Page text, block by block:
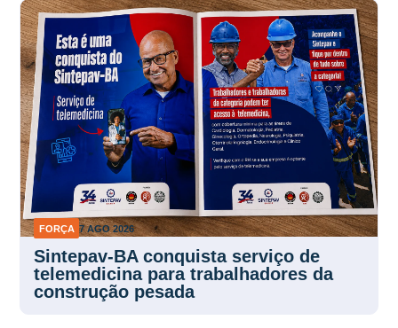
FORÇA 7 AGO 2026
Sintepav-BA conquista serviço de
telemedicina para trabalhadores da
construção pesada